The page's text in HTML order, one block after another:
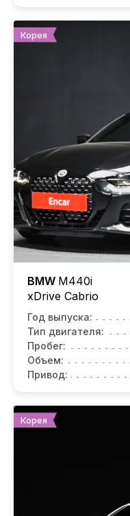
Корея
BMW M440i
xDrive Cabrio
Год выпуска:
Тип двигателя:
Пробег:
Объем:
Привод:
Корея